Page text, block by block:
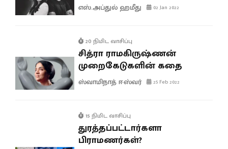
எஸ்.அப்துல் ஹமீது 02 Jan 2022
20 நிமிட வாசிப்பு
சித்ரா ராமகிருஷ்ணன்
முறைகேடுகளின் கதை
ஸ்வாமிநாத் ஈஸ்வர் 25 Feb 2022
15 நிமிட வாசிப்பு
துரத்தப்பட்டார்களா
பிராமணர்கள்?